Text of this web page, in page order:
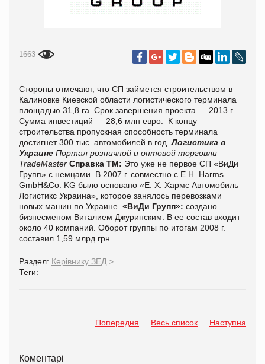
1663
Стороны отмечают, что СП займется строительством в
Калиновке Киевской области логистического терминала
площадью 31,8 га. Срок завершения проекта — 2013 г.
Сумма инвестиций — 28,6 млн евро. К концу
строительства пропускная способность терминала
достигнет 300 тыс. автомобилей в год.Логистика в
Украине Портал розничной и оптовой торговли
TradeMaster Справка ТМ: Это уже не первое СП «ВиДи
Групп» с немцами. В 2007 г. совместно с E.H. Harms
GmbH&Co. KG было основано «Е. Х. Хармс Автомобиль
Логистикс Украина», которое занялось перевозками
новых машин по Украине. «ВиДи Групп»: создано
бизнесменом Виталием Джуринским. В ее состав входит
около 40 компаний. Оборот группы по итогам 2008 г.
составил 1,59 млрд грн.
Раздел: Керівнику ЗЕД >
Теги:
Попередня Весь список Наступна
Коментарі